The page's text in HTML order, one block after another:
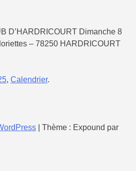
D’HARDRICOURT Dimanche 8
– 78250 HARDRICOURT
, Calendrier.
Thème : Expound par